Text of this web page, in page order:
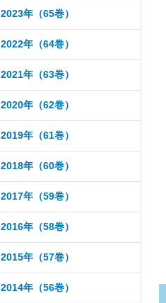
2023年（65巻）
2022年（64巻）
2021年（63巻）
2020年（62巻）
2019年（61巻）
2018年（60巻）
2017年（59巻）
2016年（58巻）
2015年（57巻）
2014年（56巻）